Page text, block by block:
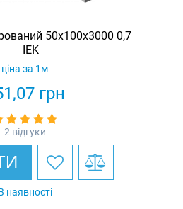
50х100х3000 0,7
IEK
грн
ціна за 1м
2 відгуки
наявності